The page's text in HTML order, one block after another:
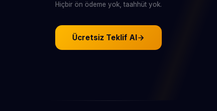
Hiçbir ön ödeme yok, taahhüt yok.
Ücretsiz Teklif Al